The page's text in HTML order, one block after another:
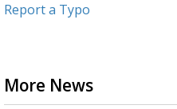
Report a Typo
More News